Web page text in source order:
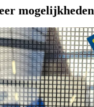
mogelijkheden